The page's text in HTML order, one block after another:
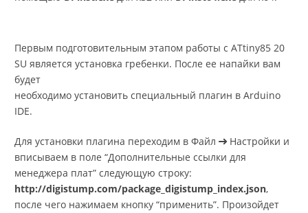
Первым подготовительным этапом работы с ATtiny85 20
SU является установка гребенки. После ее напайки вам
будет
необходимо установить специальный плагин в Arduino
IDE.
Для установки плагина переходим в Файл
Настройки и
вписываем в поле “Дополнительные ссылки для
менеджера плат” следующую строку:
http://digistump.com/package_digistump_index.json,
после чего нажимаем кнопку “применить”. Произойдет